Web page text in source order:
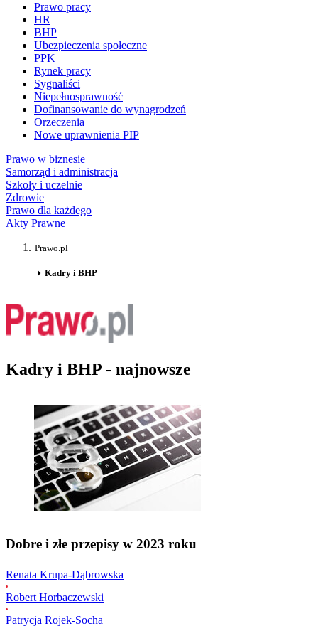
Prawo pracy
HR
BHP
Ubezpieczenia społeczne
PPK
Rynek pracy
Sygnaliści
Niepełnosprawność
Dofinansowanie do wynagrodzeń
Orzeczenia
Nowe uprawnienia PIP
Prawo w biznesie
Samorząd i administracja
Szkoły i uczelnie
Zdrowie
Prawo dla każdego
Akty Prawne
Prawo.pl
Kadry i BHP
Kadry i BHP - najnowsze
Dobre i złe przepisy w 2023 roku
Renata Krupa-Dąbrowska
Robert Horbaczewski
Patrycja Rojek-Socha